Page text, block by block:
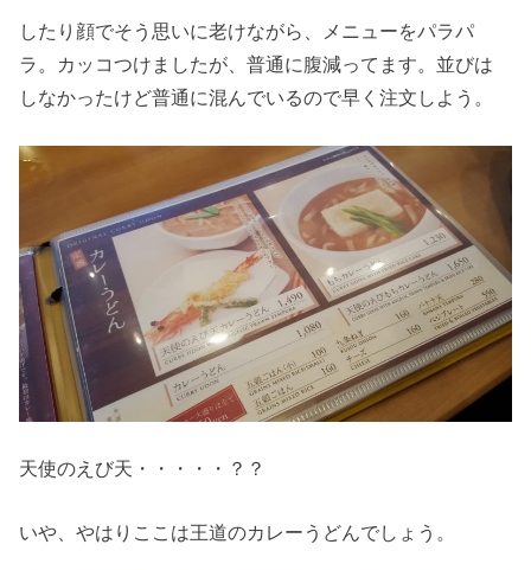
したり顔でそう思いに老けながら、メニューをパラパ
ラ。カッコつけましたが、普通に腹減ってます。並びは
しなかったけど普通に混んでいるので早く注文しよう。
天使のえび天・・・・・？？
いや、やはりここは王道のカレーうどんでしょう。